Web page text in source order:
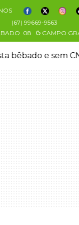
(67) 99669-9563
08 CAMPO
bêbado e sem